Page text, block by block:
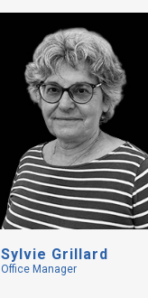
Sylvie Grillard
Office Manager